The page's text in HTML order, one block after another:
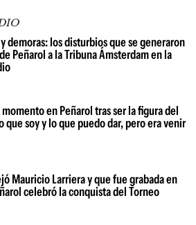
demoras: los disturbios que se generaron
Peñarol a la Tribuna Ámsterdam en la
en Peñarol tras ser la figura del
soy y lo que puedo dar, pero era venir
Mauricio Larriera y que fue grabada en
celebró la conquista del Torneo